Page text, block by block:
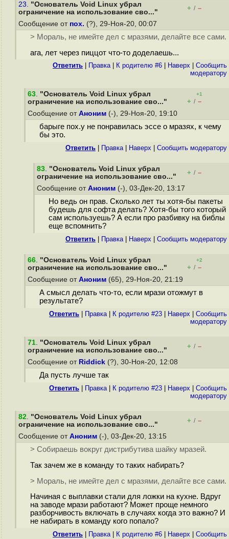
23. "Основатель Void Linux убрал
ограничение на использование сво..."
+ / –
Сообщение от пох. (?), 29-Ноя-20, 00:07
> Мораль, не имейте дел с мразями, делайте все сами.
ага, лет через пиццот что-то доделаешь...
Ответить Правка| К родителю #6 Наверх
Cообщить
модератору
63. "Основатель Void Linux убрал
ограничение на использование сво..."
+1
+ / –
Сообщение от Аноним (-), 29-Ноя-20, 19:10
барыге пох.у не понравилась эссе о мразях, к чему
бы это.
Ответить Правка| Наверх Cообщить модератору
83. "Основатель Void Linux убрал
ограничение на использование сво..."
+ / –
Сообщение от Аноним (-), 03-Дек-20, 13:17
Но ведь он прав. Сколько лет ты хотя-бы пакеты
будешь для софта делать? Хотя-бы того который
сам используешь? А если про разбивку на библы
еще вспомнить?
Ответить Правка| Наверх Cообщить модератору
66. "Основатель Void Linux убрал
ограничение на использование сво..."
+2
+ / –
Сообщение от Аноним (65), 29-Ноя-20, 21:19
А смысл делать что-то, если мрази отожмут в
результате?
Ответить Правка| К родителю #23 Наверх
Cообщить
модератору
71. "Основатель Void Linux убрал
ограничение на использование сво..."
+ / –
Сообщение от Riddick (?), 30-Ноя-20, 12:08
Да пусть лучше так
Ответить Правка| К родителю #23 Наверх
Cообщить
модератору
82. "Основатель Void Linux убрал
ограничение на использование сво..."
+ / –
Сообщение от Аноним (-), 03-Дек-20, 13:15
> Собираешь вокруг дистрибутива шайку мразей.
Так зачем же в команду то таких набирать?
> Мораль, не имейте дел с мразями, делайте все сами.
Начиная с выплавки стали для ложки на кухне. Вдруг
на заводе мрази работают? Может проще немного
разборчивость включать в случаях когда это важно? И
не набирать в команду кого попало?
Ответить Правка| К родителю #6 Наверх
Cообщить